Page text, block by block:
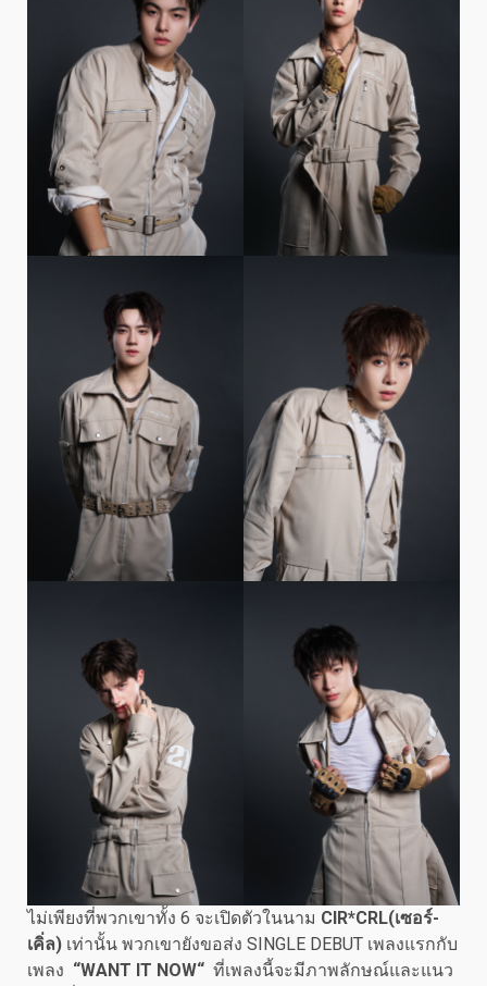
ไม่เพียงที่พวกเขาทั้ง 6 จะเปิดตัวในนาม CIR*CRL(เซอร์-
เคิ่ล) เท่านั้น พวกเขายังขอส่ง SINGLE DEBUT เพลงแรกกับ
เพลง “WANT IT NOW“ ที่เพลงนี้จะมีภาพลักษณ์และแนว